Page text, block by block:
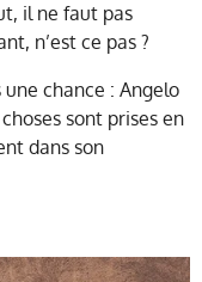
il ne faut pas
n’est ce pas ?
chance : Angelo
sont prises en
dans son